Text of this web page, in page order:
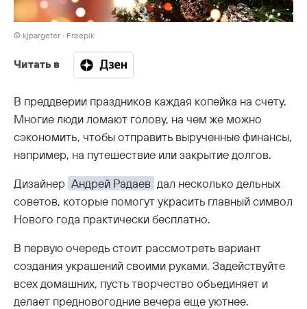
© kjpargeter ∙ Freepik
Читать в
В преддверии праздников каждая копейка на счету.
Многие люди ломают голову, на чем же можно
сэкономить, чтобы отправить вырученные финансы,
например, на путешествие или закрытие долгов.
Дизайнер Андрей Радаев дал несколько дельных
советов, которые помогут украсить главный символ
Нового года практически бесплатно.
В первую очередь стоит рассмотреть вариант
создания украшений своими руками. Задействуйте
всех домашних, пусть творчество объединяет и
делает предновогодние вечера еще уютнее.